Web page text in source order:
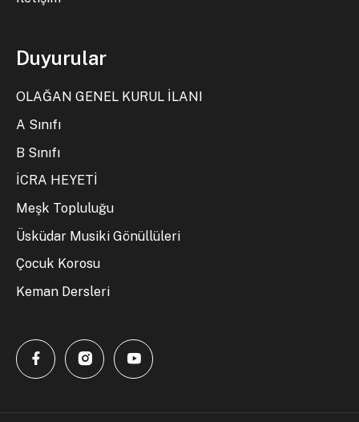
Duyurular
OLAĞAN GENEL KURUL İLANI
A Sınıfı
B Sınıfı
İCRA HEYETİ
Meşk Topluluğu
Üsküdar Musiki Gönüllüleri
Çocuk Korosu
Keman Dersleri